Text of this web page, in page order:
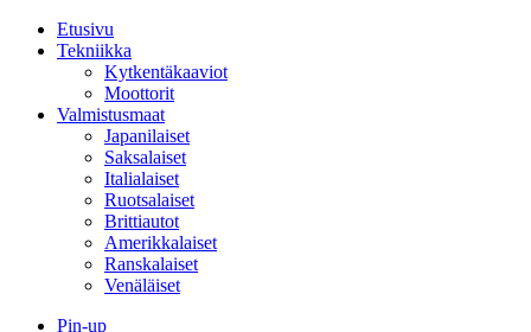
Etusivu
Tekniikka
Kytkentäkaaviot
Moottorit
Valmistusmaat
Japanilaiset
Saksalaiset
Italialaiset
Ruotsalaiset
Brittiautot
Amerikkalaiset
Ranskalaiset
Venäläiset
Pin-up